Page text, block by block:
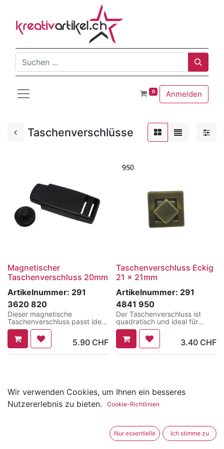
0 Anmelden
Taschenverschlüsse
Magnetischer
Taschenverschluss 20mm
Artikelnummer: 291
3620 820
Dieser magnetische
Taschenverschluss passt ideal
für 20 mm Bänder. Das
Rückteil wird an den unteren
Teil der Tasche geschraubt.
sind, was das Schliessen
super easy macht. Zum
Öffnen drückt man den
5.90CHF
Taschenverschluss Eckig
21 x 21mm
Artikelnummer: 291
4841 950
Der Taschenverschluss ist
quadratisch und ideal für
Taschen oder auch Planer.
Er ist ca. 21mm gross und wird
mit Klemmfüsschen befestigt.
3.40 CHF
Wir verwenden Cookies, um Ihnen ein besseres
Nutzererlebnis zu bieten.
Cookie-Richtlinien
Nur essentielle Ich stimme zu